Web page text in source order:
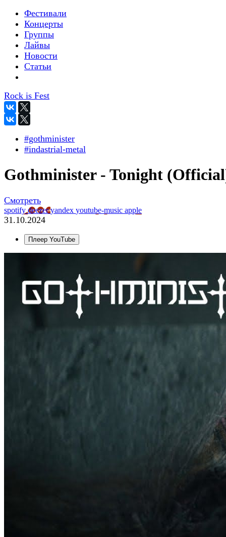
Фестивали
Концерты
Группы
Лайвы
Новости
Статьи
Rock is Fest
#gothminister
#indastrial-metal
Gothminister - Tonight
Смотреть
spotifydeezeryandex youtube-music apple
31.10.2024
Плеер YouTube